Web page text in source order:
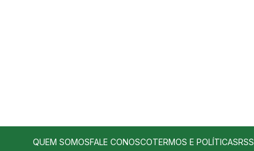
QUEM SOMOSFALE CONOSCOTERMOS E POLÍTICASRSS